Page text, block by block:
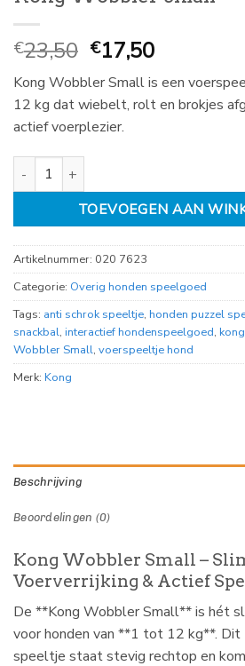
€23,50 Oorspronkelijke
prijs
was:
€
23,50.
€17,50Huidige
is:
€
Kong Wobbler Small is een
12 kg dat wiebelt, rolt en brokjes
actief voerplezier.
Kong Wobbler Small aantal
TOEVOEGEN AAN
Artikelnummer: 020 7623
Categorie: Overig honden speelgoed
Tags: anti schrok speeltje, honden puzzel
snackbal, interactief hondenspeelgoed, kong
Wobbler Small, voerspeeltje hond
Merk: Kong
Beschrijving
Beoordelingen (0)
Kong Wobbler Small –
Voerverrijking & Actief
De **Kong Wobbler Small** is hét
voor honden van **1 tot 12 kg**. Dit
speeltje staat stevig rechtop en